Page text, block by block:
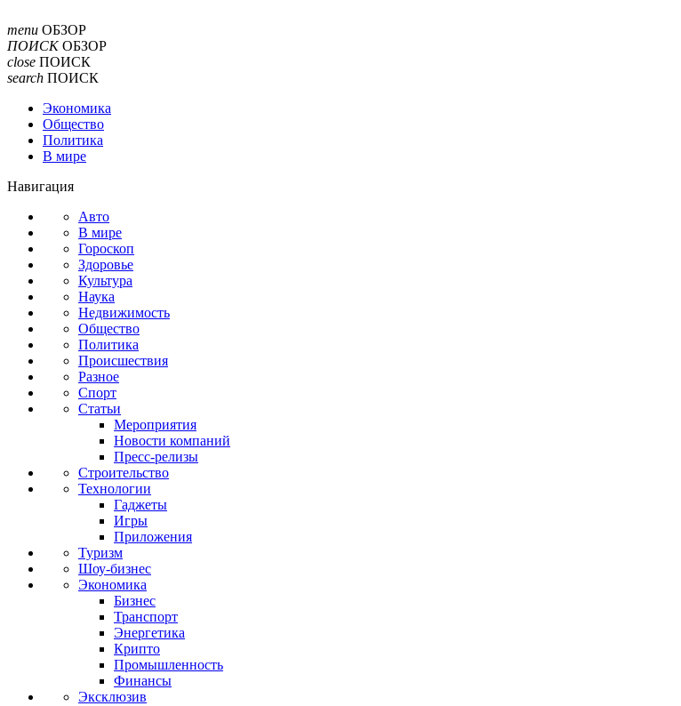
menu ОБЗОР
ПОИСК ОБЗОР
close ПОИСК
search ПОИСК
Экономика
Общество
Политика
В мире
Навигация
Авто
В мире
Гороскоп
Здоровье
Культура
Наука
Недвижимость
Общество
Политика
Происшествия
Разное
Спорт
Статьи
Мероприятия
Новости компаний
Пресс-релизы
Строительство
Технологии
Гаджеты
Игры
Приложения
Туризм
Шоу-бизнес
Экономика
Бизнес
Транспорт
Энергетика
Крипто
Промышленность
Финансы
Эксклюзив